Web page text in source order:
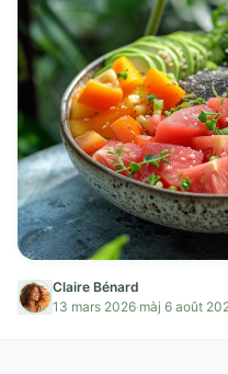
Claire Bénard
13 mars 2026·màj 6 août